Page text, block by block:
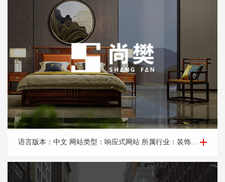
品牌网站建设-梧桐*道 语言版本：中文 网站类型：响应式网站 所属行业：装饰设计，装饰工程，广告设计。 所属地区：北京网站建设